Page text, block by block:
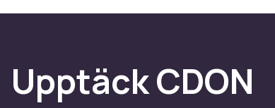
Vill
Upptäck CDON